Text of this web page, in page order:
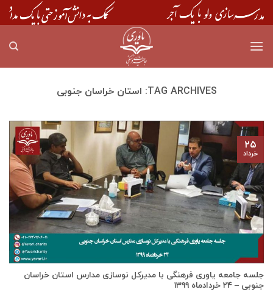
Skip
to
TAG ARCHIVES: استان خراسان جنوبی
جلسه جامعه یاوری فرهنگی با مديركل نوسازی مدارس استان خراسان
جنوبی – ۲۴ خردادماه ۱۳۹۹
۲۵
خرداد